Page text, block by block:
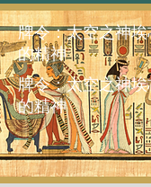
牌令：太空之神
的精神
牌令：太空之神
的精神